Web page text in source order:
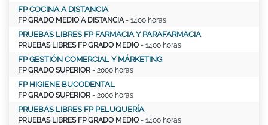
FP COCINA A DISTANCIA
FP GRADO MEDIO A DISTANCIA - 1400 horas
PRUEBAS LIBRES FP FARMACIA Y PARAFARMACIA
PRUEBAS LIBRES FP GRADO MEDIO - 1400 horas
FP GESTIÓN COMERCIAL Y MÁRKETING
FP GRADO SUPERIOR - 2000 horas
FP HIGIENE BUCODENTAL
FP GRADO SUPERIOR - 2000 horas
PRUEBAS LIBRES FP PELUQUERÍA
PRUEBAS LIBRES FP GRADO MEDIO - 1400 horas